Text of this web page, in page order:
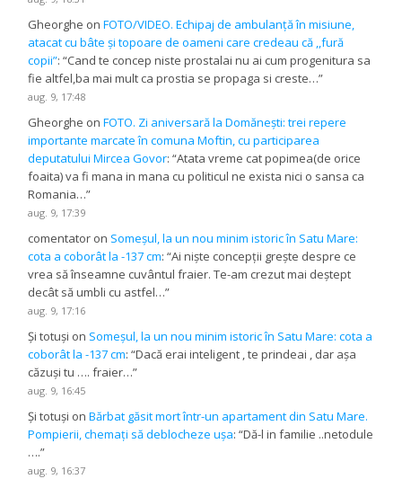
Gheorghe onFOTO/VIDEO. Echipaj de ambulanță în misiune,
atacat cu bâte și topoare de oameni care credeau că ,,fură
copii”: “Cand te concep niste prostalai nu ai cum progenitura sa
fie altfel,ba mai mult ca prostia se propaga si creste…”
aug. 9, 17:48
Gheorghe onFOTO. Zi aniversară la Domănești: trei repere
importante marcate în comuna Moftin, cu participarea
deputatului Mircea Govor: “Atata vreme cat popimea(de orice
foaita) va fi mana in mana cu politicul ne exista nici o sansa ca
Romania…”
aug. 9, 17:39
comentator on Someșul, la un nou minim istoric în Satu Mare:
cota a coborât la -137 cm: “Ai niște concepții grește despre ce
vrea să înseamne cuvântul fraier. Te-am crezut mai deștept
decât să umbli cu astfel…”
aug. 9, 17:16
Și totuși on Someșul, la un nou minim istoric în Satu Mare: cota a
coborât la -137 cm: “Dacă erai inteligent , te prindeai , dar așa
căzuși tu …. fraier…”
aug. 9, 16:45
Și totuși onBărbat găsit mort într-un apartament din Satu Mare.
Pompierii, chemați să deblocheze ușa: “Dă-l in familie ..netodule
….”
aug. 9, 16:37